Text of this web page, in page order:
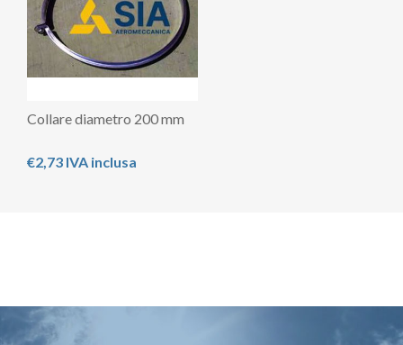
Collare diametro 200 mm
€2,73 IVA inclusa